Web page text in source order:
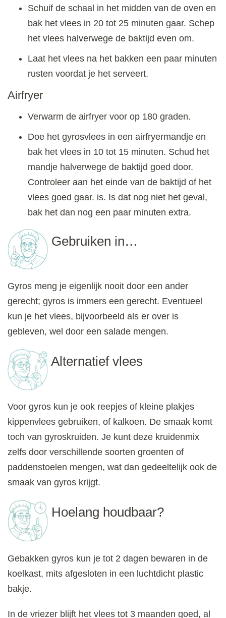
Schuif de schaal in het midden van de oven en
bak het vlees in 20 tot 25 minuten gaar. Schep
het vlees halverwege de baktijd even om.
Laat het vlees na het bakken een paar minuten
rusten voordat je het serveert.
Airfryer
Verwarm de airfryer voor op 180 graden.
Doe het gyrosvlees in een airfryermandje en
bak het vlees in 10 tot 15 minuten. Schud het
mandje halverwege de baktijd goed door.
Controleer aan het einde van de baktijd of het
vlees goed gaar. is. Is dat nog niet het geval,
bak het dan nog een paar minuten extra.
Gebruiken in…
Gyros meng je eigenlijk nooit door een ander
gerecht; gyros is immers een gerecht. Eventueel
kun je het vlees, bijvoorbeeld als er over is
gebleven, wel door een salade mengen.
Alternatief vlees
Voor gyros kun je ook reepjes of kleine plakjes
kippenvlees gebruiken, of kalkoen. De smaak komt
toch van gyroskruiden. Je kunt deze kruidenmix
zelfs door verschillende soorten groenten of
paddenstoelen mengen, wat dan gedeeltelijk ook de
smaak van gyros krijgt.
Hoelang houdbaar?
Gebakken gyros kun je tot 2 dagen bewaren in de
koelkast, mits afgesloten in een luchtdicht plastic
bakje.
In de vriezer blijft het vlees tot 3 maanden goed, al